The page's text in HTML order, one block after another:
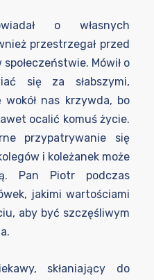
o własnych
przestrzegał przed
Mówił o
się za słabszymi,
nas krzywda, bo
ocalić komuś życie.
przypatrywanie się
i koleżanek może
Pan Piotr podczas
jakimi wartościami
aby być szczęśliwym
skłaniający do